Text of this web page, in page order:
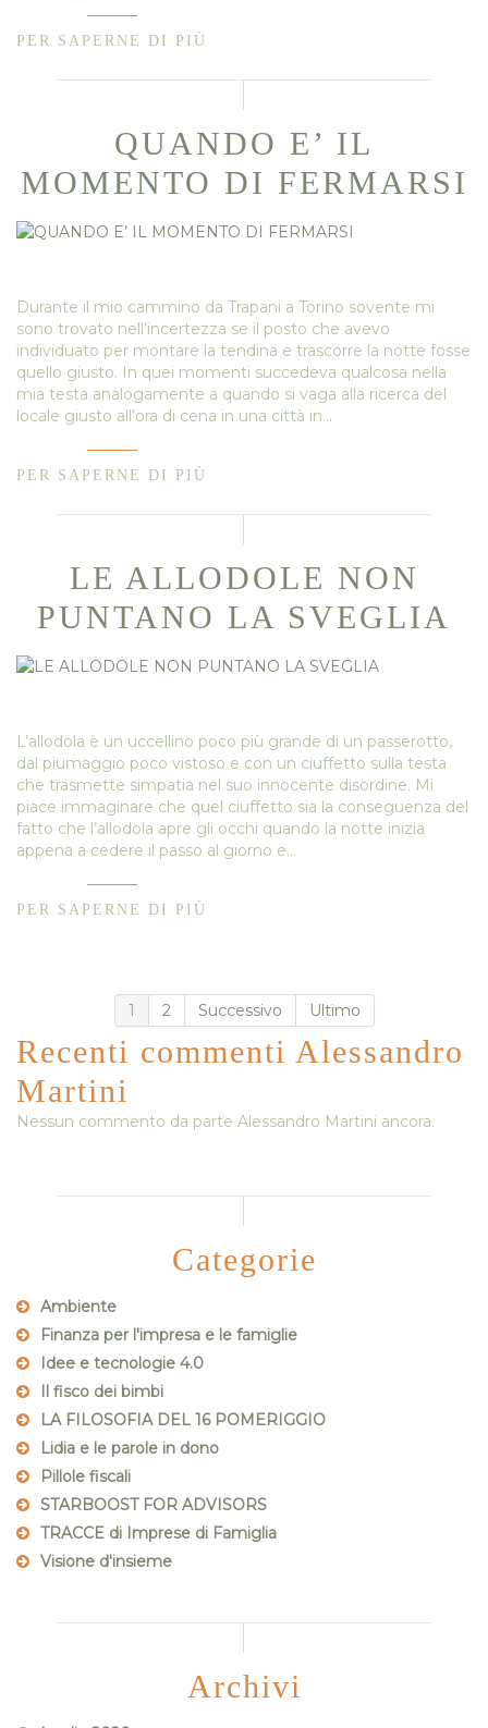
PER SAPERNE DI PIÙ
QUANDO E’ IL
MOMENTO DI FERMARSI
Durante il mio cammino da Trapani a Torino sovente mi
sono trovato nell’incertezza se il posto che avevo
individuato per montare la tendina e trascorre la notte fosse
quello giusto. In quei momenti succedeva qualcosa nella
mia testa analogamente a quando si vaga alla ricerca del
locale giusto all’ora di cena in una città in…
PER SAPERNE DI PIÙ
LE ALLODOLE NON
PUNTANO LA SVEGLIA
L’allodola è un uccellino poco più grande di un passerotto,
dal piumaggio poco vistoso e con un ciuffetto sulla testa
che trasmette simpatia nel suo innocente disordine. Mi
piace immaginare che quel ciuffetto sia la conseguenza del
fatto che l’allodola apre gli occhi quando la notte inizia
appena a cedere il passo al giorno e…
PER SAPERNE DI PIÙ
1 2 Successivo Ultimo
Recenti commenti Alessandro
Martini
Nessun commento da parte Alessandro Martini ancora.
Categorie
Ambiente
Finanza per l'impresa e le famiglie
Idee e tecnologie 4.0
Il fisco dei bimbi
LA FILOSOFIA DEL 16 POMERIGGIO
Lidia e le parole in dono
Pillole fiscali
STARBOOST FOR ADVISORS
TRACCE di Imprese di Famiglia
Visione d'insieme
Archivi